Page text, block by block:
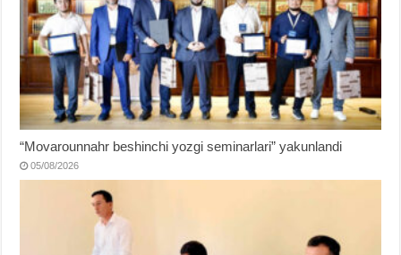
“Movarounnahr beshinchi yozgi seminarlari” yakunlandi
05/08/2026